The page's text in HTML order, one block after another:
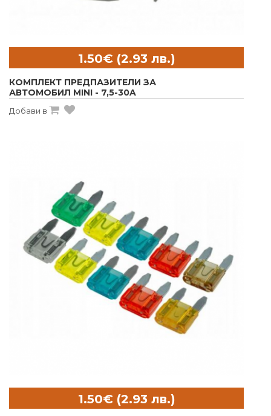
КОМПЛЕКТ ПРЕДПАЗИТЕЛИ ЗА
АВТОМОБИЛ MINI - 7,5-30A
Добави в